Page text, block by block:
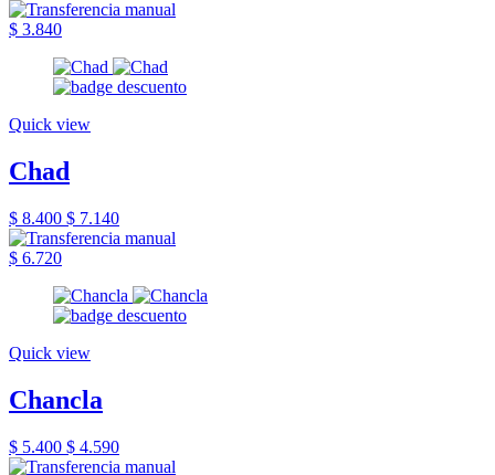
$ 3.840
Quick view
Chad
$ 8.400 $ 7.140
$ 6.720
Quick view
Chancla
$ 5.400 $ 4.590